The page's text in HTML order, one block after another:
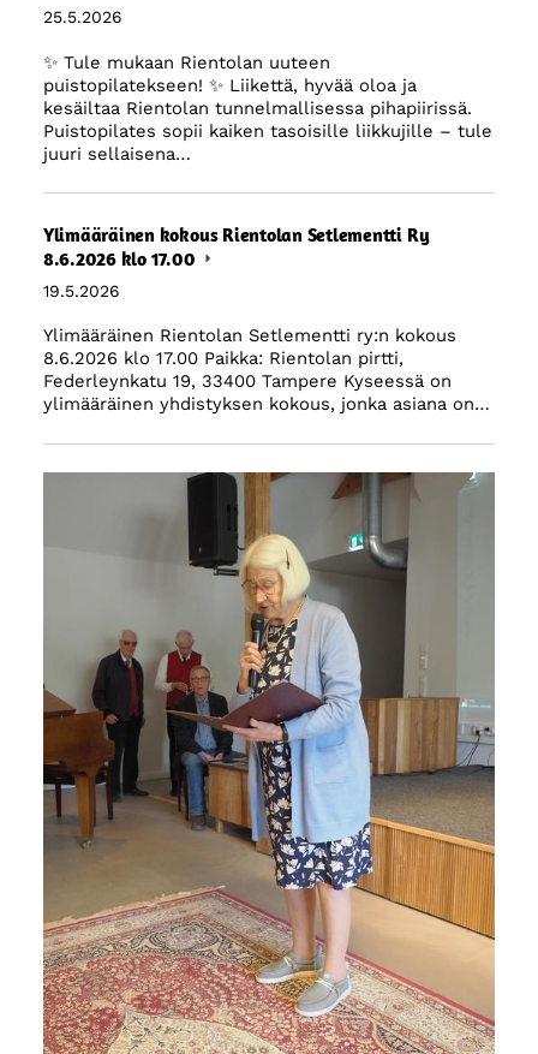
25.5.2026
✨ Tule mukaan Rientolan uuteen
puistopilatekseen! ✨ Liikettä, hyvää oloa ja
kesäiltaa Rientolan tunnelmallisessa pihapiirissä.
Puistopilates sopii kaiken tasoisille liikkujille – tule
juuri sellaisena…
Ylimääräinen kokous Rientolan Setlementti Ry
8.6.2026 klo 17.00
19.5.2026
Ylimääräinen Rientolan Setlementti ry:n kokous
8.6.2026 klo 17.00 Paikka: Rientolan pirtti,
Federleynkatu 19, 33400 Tampere Kyseessä on
ylimääräinen yhdistyksen kokous, jonka asiana on…